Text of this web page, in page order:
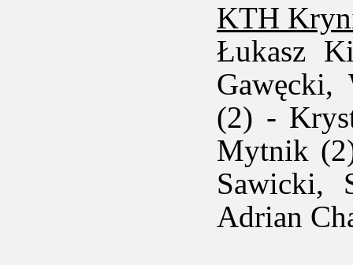
KTH
Łukasz
Gawęcki,
(2) -
Mytnik
Sawicki,
Adrian